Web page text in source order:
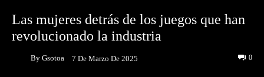
Las mujeres detrás de los juegos que han
revolucionado la industria
By Gsotoa 7 De Marzo De 2025 0